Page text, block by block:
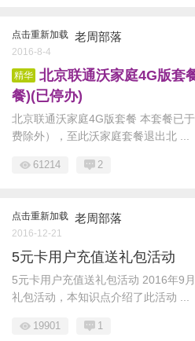
点击重新加载 老周部落
2016-8-4
精华 北京联通沃家庭4G版套
餐)(已停办)
北京联通沃家庭4G版套餐 本套餐已
费除外），至此沃家庭套餐退出北 ...
61214 2
点击重新加载 老周部落
2016-12-21
5元卡用户充值送礼包活动
5元卡用户充值送礼包活动 2016年9
礼包活动，本知识点介绍了此活动 ...
19901 1